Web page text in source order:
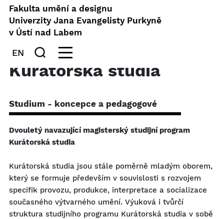
Fakulta umění a designu
Univerzity Jana Evangelisty Purkyně
v Ústí nad Labem
EN
Kurátorská studia
Studium - koncepce a pedagogové
Dvouletý navazující magisterský studijní program
Kurátorská studia
Kurátorská studia jsou stále poměrně mladým oborem,
který se formuje především v souvislosti s rozvojem
specifik provozu, produkce, interpretace a socializace
současného výtvarného umění. Výuková i tvůrčí
struktura studijního programu Kurátorská studia v sobě